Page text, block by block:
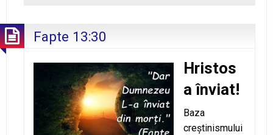
Cuvântul
Fapte 13:30
Hristos
a înviat!
Baza
creştinismului